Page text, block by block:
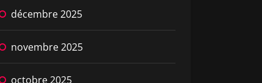
décembre 2025
novembre 2025
octobre 2025